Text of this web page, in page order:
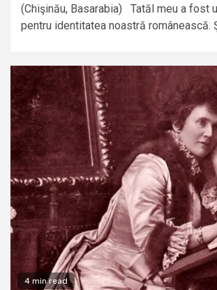
(Chişinău, Basarabia) Tatăl meu a fost
pentru identitatea noastră românească.
4 min read